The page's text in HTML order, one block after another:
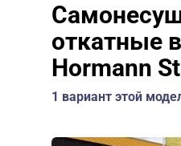
откатные
Hormann
1 вариант этой